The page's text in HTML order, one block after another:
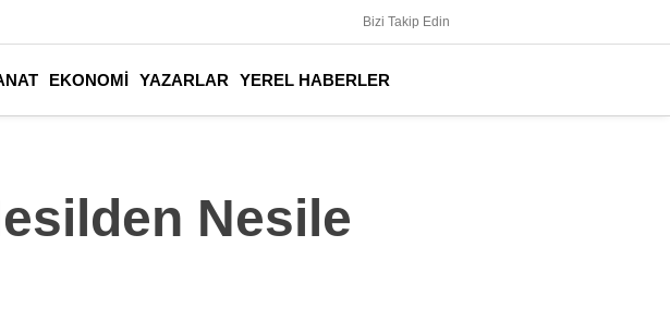
Bizi Takip Edin
EKONOMİ YAZARLAR YEREL HABERLER
Nesile